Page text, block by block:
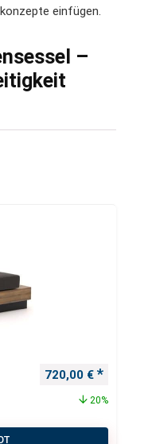
einfügen.
–
Ursprünglicher
720,00 €
20%